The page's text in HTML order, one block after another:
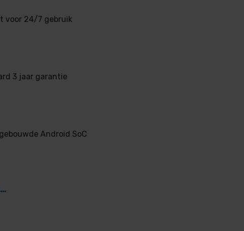
voor 24/7 gebruik
3 jaar garantie
Android SoC